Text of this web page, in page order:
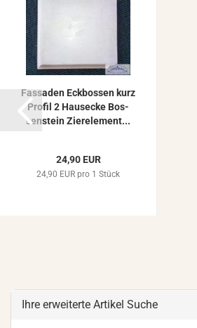
Fas­sa­den Eck­bos­sen kurz
Pro­fil 2 Haus­ecke Bos­
sen­stein Zier­ele­ment...
24,90 EUR
24,90 EUR pro 1 Stück
Ihre erweiterte Artikel Suche